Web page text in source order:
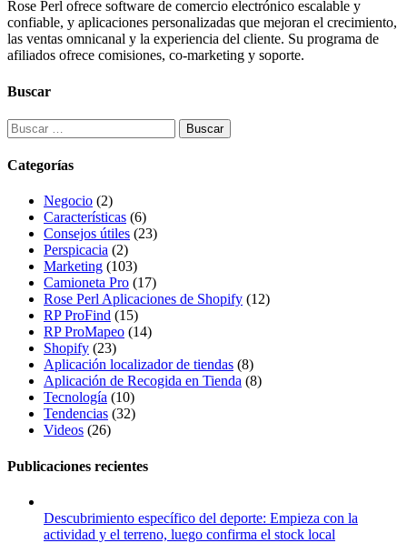
Rose Perl ofrece software de comercio electrónico escalable y
confiable, y aplicaciones personalizadas que mejoran el crecimiento,
las ventas omnicanal y la experiencia del cliente. Su programa de
afiliados ofrece comisiones, co-marketing y soporte.
Buscar
Buscar:
Categorías
Negocio (2)
Características (6)
Consejos útiles (23)
Perspicacia (2)
Marketing (103)
Camioneta Pro (17)
Rose Perl Aplicaciones de Shopify (12)
RP ProFind (15)
RP ProMapeo (14)
Shopify (23)
Aplicación localizador de tiendas (8)
Aplicación de Recogida en Tienda (8)
Tecnología (10)
Tendencias (32)
Videos (26)
Publicaciones recientes
Descubrimiento específico del deporte: Empieza con la
actividad y el terreno, luego confirma el stock local